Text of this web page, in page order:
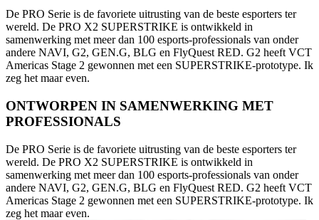
De PRO Serie is de favoriete uitrusting van de beste esporters ter
wereld. De PRO X2 SUPERSTRIKE is ontwikkeld in
samenwerking met meer dan 100 esports-professionals van onder
andere NAVI, G2, GEN.G, BLG en FlyQuest RED. G2 heeft VCT
Americas Stage 2 gewonnen met een SUPERSTRIKE-prototype. Ik
zeg het maar even.
ONTWORPEN IN SAMENWERKING MET
PROFESSIONALS
De PRO Serie is de favoriete uitrusting van de beste esporters ter
wereld. De PRO X2 SUPERSTRIKE is ontwikkeld in
samenwerking met meer dan 100 esports-professionals van onder
andere NAVI, G2, GEN.G, BLG en FlyQuest RED. G2 heeft VCT
Americas Stage 2 gewonnen met een SUPERSTRIKE-prototype. Ik
zeg het maar even.